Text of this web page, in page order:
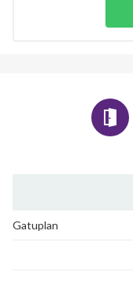
Gatuplan